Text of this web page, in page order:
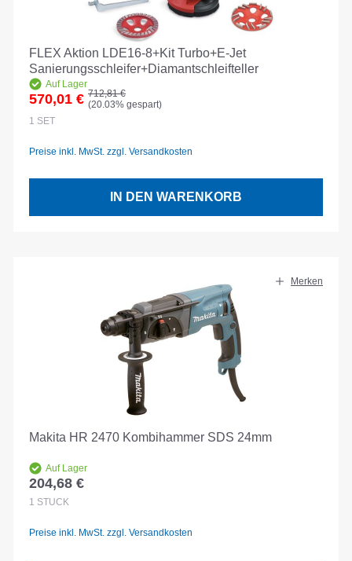
FLEX Aktion LDE16-8+Kit Turbo+E-Jet
Sanierungsschleifer+Diamantschleifteller
Auf Lager
Verkaufspreis:
570,01 € Regulärer Preis:
712,81 €
(20.03% gespart)
1 SET
Preise inkl. MwSt. zzgl. Versandkosten
IN DEN WARENKORB
Merken
Makita HR 2470 Kombihammer SDS 24mm
Auf Lager
Regulärer Preis:
204,68 €
1 STÜCK
Preise inkl. MwSt. zzgl. Versandkosten